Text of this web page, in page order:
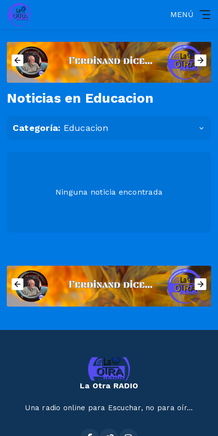
MENÚ
Noticias en Educacion
Categoría: Educacion
Ninguna noticia encontrada
La Otra RADIO
Una radio online para Escuchar, no para oír...